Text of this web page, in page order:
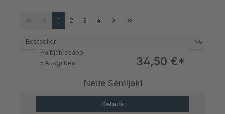
Seite
1 Seite
2 Seite
3 Seite
4
Halbjahresabo
6 Ausgaben
Verkaufspreis:
34,50 €*
Neue Semljaki
Details